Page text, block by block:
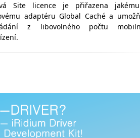
Site licence je přiřazena
adaptéru Global Caché a
z libovolného počtu